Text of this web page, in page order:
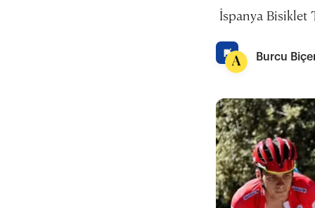
İspanya Bisiklet
Burcu